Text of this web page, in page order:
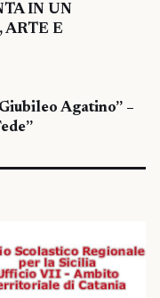
IN UN
ARTE E
Agatino” –